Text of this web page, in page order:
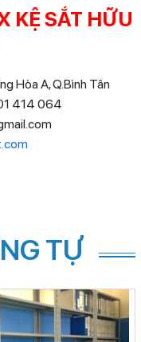
KỆ SẮT HỮU
Hòa A, Q.Bình Tân
414 064
TỰ